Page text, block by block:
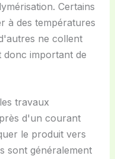
Certains
à des températures
ne collent
donc important de
travaux
d'un courant
le produit vers
sont généralement